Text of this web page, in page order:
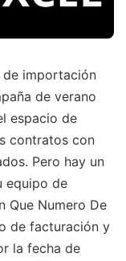
de importación
de verano
espacio de
contratos con
Pero hay un
equipo de
Que Numero De
de facturación y
la fecha de